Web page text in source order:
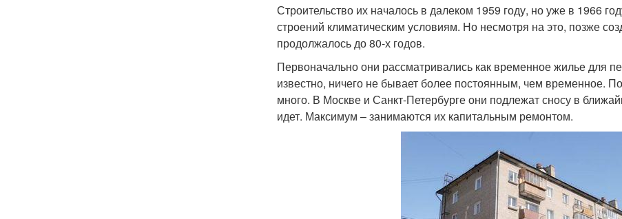
Строительство их началось в далеком 1959 году, но уже в 1966
строений климатическим условиям. Но несмотря на это, позже
продолжалось до 80-х годов.
Первоначально они рассматривались как временное жилье для
известно, ничего не бывает более постоянным, чем временное.
много. В Москве и Санкт-Петербурге они подлежат сносу в
идет. Максимум – занимаются их капитальным ремонтом.